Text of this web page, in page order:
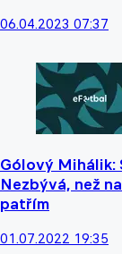
06.04.2023 07:37
Gólový Mihálik:
Nezbývá, než
patřím
01.07.2022 19:35